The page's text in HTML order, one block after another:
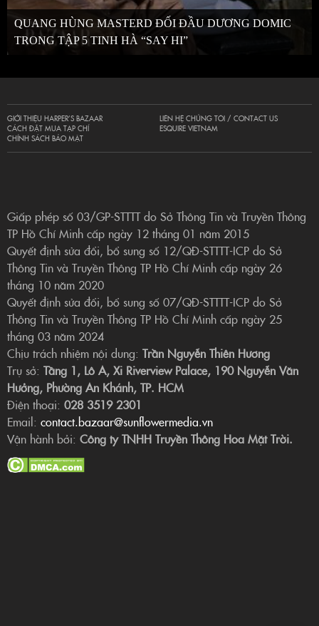
QUANG HÙNG MASTERD ĐỐI ĐẦU DƯƠNG DOMIC
TRONG TẬP 5 TINH HÀ “SAY HI”
GIỚI THIỆU HARPER’S BAZAAR
CÁCH ĐẶT MUA TẠP CHÍ
CHÍNH SÁCH BẢO MẬT
LIÊN HỆ CHÚNG TÔI / CONTACT US
ESQUIRE VIETNAM
Giấp phép số 03/GP-STTTT do Sở Thông Tin và Truyền Thông
TP Hồ Chí Minh cấp ngày 12 tháng 01 năm 2015
Quyết định sửa đổi, bổ sung số 12/QĐ-STTTT-ICP do Sở
Thông Tin và Truyền Thông TP Hồ Chí Minh cấp ngày 26
tháng 10 năm 2020
Quyết định sửa đổi, bổ sung số 07/QĐ-STTTT-ICP do Sở
Thông Tin và Truyền Thông TP Hồ Chí Minh cấp ngày 25
tháng 03 năm 2024
Chịu trách nhiệm nội dung: Trần Nguyễn Thiên Hương
Trụ sở: Tầng 1, Lô A, Xi Riverview Palace, 190 Nguyễn Văn
Hưởng, Phường An Khánh, TP. HCM
Điện thoại: 028 3519 2301
Email: contact.bazaar@sunflowermedia.vn
Vận hành bởi: Công ty TNHH Truyền Thông Hoa Mặt Trời.